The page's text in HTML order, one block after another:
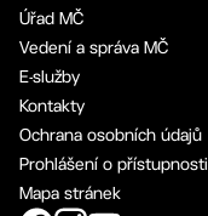
Úřad MČ
Vedení a správa MČ
E-služby
Kontakty
Ochrana osobních údajů
Prohlášení o přístupnosti
Mapa stránek